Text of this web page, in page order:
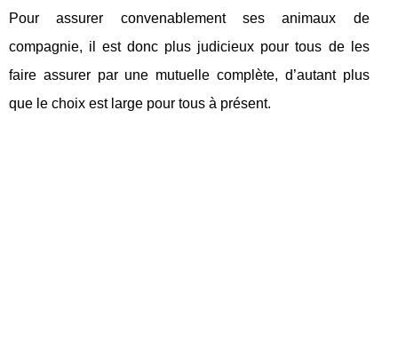
Pour assurer convenablement ses animaux de
compagnie, il est donc plus judicieux pour tous de les
faire assurer par une mutuelle complète, d’autant plus
que le choix est large pour tous à présent.